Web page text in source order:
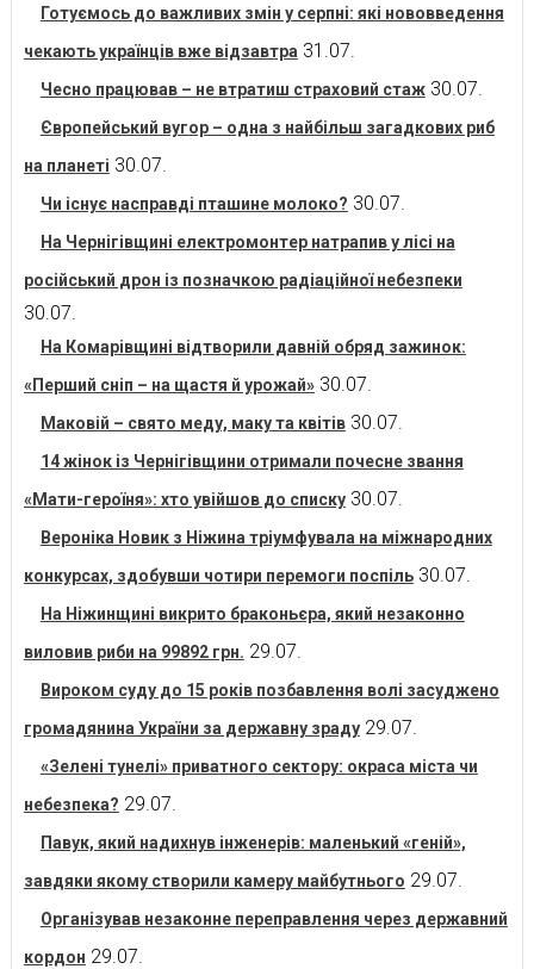
Готуємось до важливих змін у серпні: які нововведення
чекають українців вже відзавтра 31.07.
Чесно працював – не втратиш страховий стаж 30.07.
Європейський вугор – одна з найбільш загадкових риб
на планеті 30.07.
Чи існує насправді пташине молоко? 30.07.
На Чернігівщині електромонтер натрапив у лісі на
російський дрон із позначкою радіаційної небезпеки
30.07.
На Комарівщині відтворили давній обряд зажинок:
«Перший сніп – на щастя й урожай» 30.07.
Маковій – свято меду, маку та квітів 30.07.
14 жінок із Чернігівщини отримали почесне звання
«Мати-героїня»: хто увійшов до списку 30.07.
Вероніка Новик з Ніжина тріумфувала на міжнародних
конкурсах, здобувши чотири перемоги поспіль 30.07.
На Ніжинщині викрито браконьєра, який незаконно
виловив риби на 99892 грн. 29.07.
Вироком суду до 15 років позбавлення волі засуджено
громадянина України за державну зраду 29.07.
«Зелені тунелі» приватного сектору: окраса міста чи
небезпека? 29.07.
Павук, який надихнув інженерів: маленький «геній»,
завдяки якому створили камеру майбутнього 29.07.
Організував незаконне переправлення через державний
кордон 29.07.